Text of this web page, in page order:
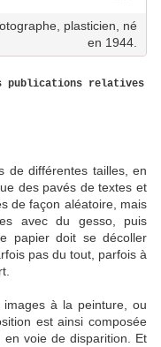
plasticien, né
en 1944.
publications relatives
de différentes tailles, en
des pavés de textes et
de façon aléatoire, mais
avec du gesso, puis
papier doit se décoller
pas du tout, parfois à
images à la peinture, ou
est ainsi composée
en voie de disparition. Et